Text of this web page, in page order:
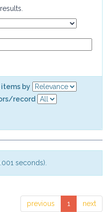
by
record
seconds).
previous 1 next